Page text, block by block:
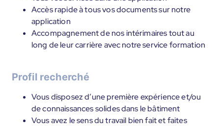
Accès rapide à tous vos documents sur notre
application
Accompagnement de nos intérimaires tout au
long de leur carrière avec notre service formation
Profil recherché
Vous disposez d’une première expérience et/ou
de connaissances solides dans le bâtiment
Vous avez le sens du travail bien fait et faites